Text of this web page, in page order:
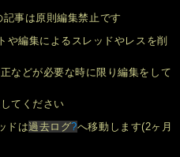
記事は原則編集禁止です
や編集によるスレッドやレスを削
などが必要な時に限り編集をして
てください
ドは過去ログ?へ移動します(2ヶ月